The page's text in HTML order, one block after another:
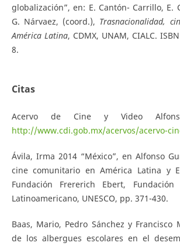
globalización”, en: E. Cantón- Carrillo, E.
G. Nárvaez, (coord.), Trasnacionalidad,
América Latina, CDMX, UNAM, CIALC.
8.
Citas
Acervo de Cine y Video
http://www.cdi.gob.mx/acervos/acervo-
Ávila, Irma 2014 “México”, en Alfonso
cine comunitario en América Latina y
Fundación Frererich Ebert,
Latinoamericano, UNESCO, pp. 371-430.
Baas, Mario, Pedro Sánchez y Francisco
de los albergues escolares en el